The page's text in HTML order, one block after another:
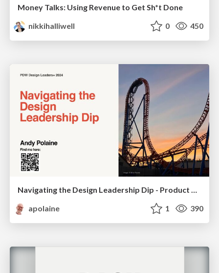
Money Talks: Using Revenue to Get Sh*t Done
nikkihalliwell
0 450
Navigating the Design Leadership Dip - Product Design Week Design Leaders+ Conference 2024
apolaine
1 390